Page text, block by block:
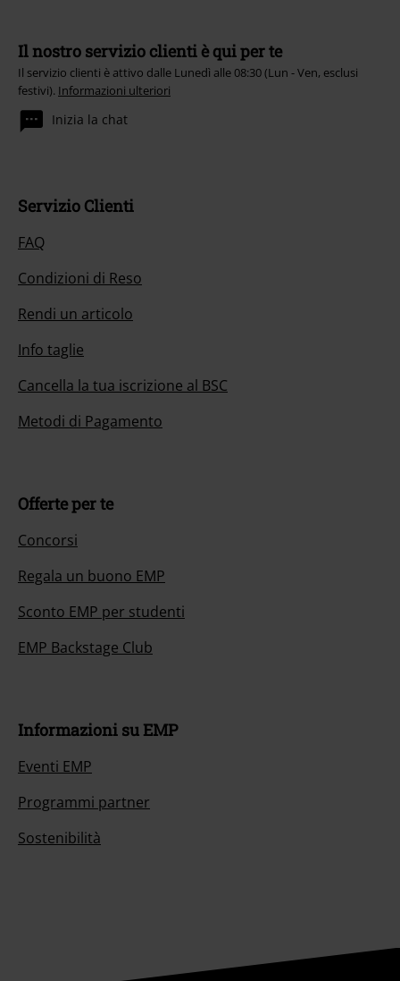
Il nostro servizio clienti è qui per te
Il servizio clienti è attivo dalle Lunedì alle 08:30 (Lun - Ven, esclusi
festivi). Informazioni ulteriori
Inizia la chat
Servizio Clienti
FAQ
Condizioni di Reso
Rendi un articolo
Info taglie
Cancella la tua iscrizione al BSC
Metodi di Pagamento
Offerte per te
Concorsi
Regala un buono EMP
Sconto EMP per studenti
EMP Backstage Club
Informazioni su EMP
Eventi EMP
Programmi partner
Sostenibilità